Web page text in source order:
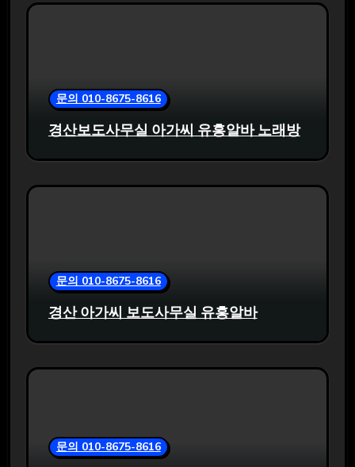
문의 010-8675-8616
경산보도사무실 아가씨 유흥알바 노래방
문의 010-8675-8616
경산 아가씨 보도사무실 유흥알바
문의 010-8675-8616